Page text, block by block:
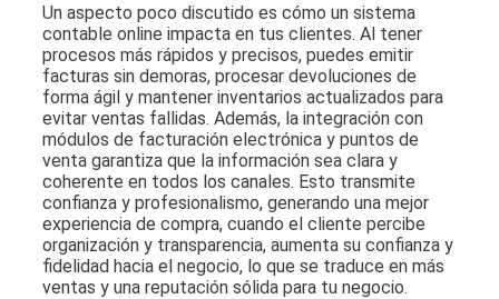
Un aspecto poco discutido es cómo un sistema
contable online impacta en tus clientes. Al tener
procesos más rápidos y precisos, puedes emitir
facturas sin demoras, procesar devoluciones de
forma ágil y mantener inventarios actualizados para
evitar ventas fallidas. Además, la integración con
módulos de facturación electrónica y puntos de
venta garantiza que la información sea clara y
coherente en todos los canales. Esto transmite
confianza y profesionalismo, generando una mejor
experiencia de compra, cuando el cliente percibe
organización y transparencia, aumenta su confianza y
fidelidad hacia el negocio, lo que se traduce en más
ventas y una reputación sólida para tu negocio.